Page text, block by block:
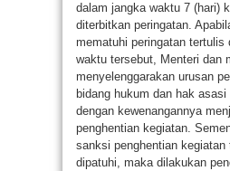
dalam jangka waktu 7 (hari)
diterbitkan peringatan.
mematuhi peringatan tertulis
waktu tersebut, Menteri dan
menyelenggarakan urusan
bidang hukum dan hak
dengan kewenangannya
penghentian kegiatan.
sanksi penghentian kegiatan
dipatuhi, maka dilakukan